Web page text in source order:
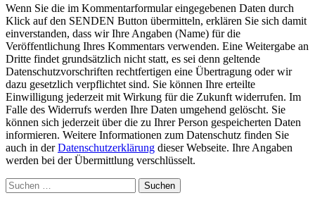
Wenn Sie die im Kommentarformular eingegebenen Daten durch
Klick auf den SENDEN Button übermitteln, erklären Sie sich damit
einverstanden, dass wir Ihre Angaben (Name) für die
Veröffentlichung Ihres Kommentars verwenden. Eine Weitergabe an
Dritte findet grundsätzlich nicht statt, es sei denn geltende
Datenschutzvorschriften rechtfertigen eine Übertragung oder wir
dazu gesetzlich verpflichtet sind. Sie können Ihre erteilte
Einwilligung jederzeit mit Wirkung für die Zukunft widerrufen. Im
Falle des Widerrufs werden Ihre Daten umgehend gelöscht. Sie
können sich jederzeit über die zu Ihrer Person gespeicherten Daten
informieren. Weitere Informationen zum Datenschutz finden Sie
auch in derDatenschutzerklärung dieser Webseite. Ihre Angaben
werden bei der Übermittlung verschlüsselt.
Suchen
nach: